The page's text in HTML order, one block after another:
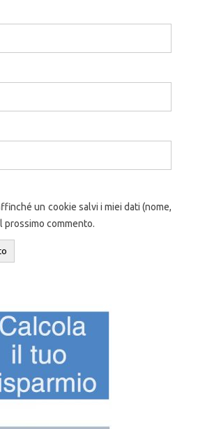
un cookie salvi i miei dati (nome,
prossimo commento.